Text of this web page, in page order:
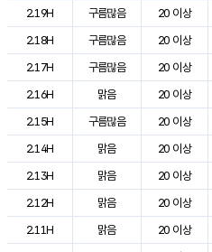
2.19H
구름많음 20 이상
2.18H
구름많음 20 이상
2.17H
구름많음 20 이상
2.16H
맑음 20 이상
2.15H
구름많음 20 이상
2.14H
맑음 20 이상
2.13H
맑음 20 이상
2.12H
맑음 20 이상
2.11H
맑음 20 이상